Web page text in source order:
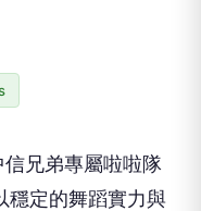
兄弟專屬啦啦隊
穩定的舞蹈實力與